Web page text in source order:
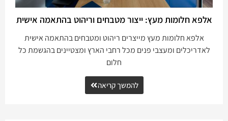
אלפא חלומות מעץ: ייצור מטבחים וריהוט בהתאמה אישית
אלפא חלומות מעץ מייצרים ריהוט ומטבחים בהתאמה אישית
לאדריכלים ומעצבי פנים מכל רחבי הארץ ומצטיינים בהגשמת כל
חלום
להמשך קריאה